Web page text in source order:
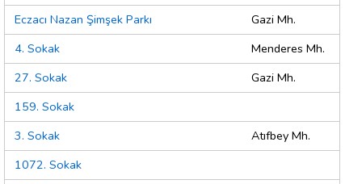
Eczacı Nazan Şimşek Parkı
Gazi Mh.
4. Sokak
Menderes Mh.
27. Sokak
Gazi Mh.
159. Sokak
3. Sokak
Atıfbey Mh.
1072. Sokak